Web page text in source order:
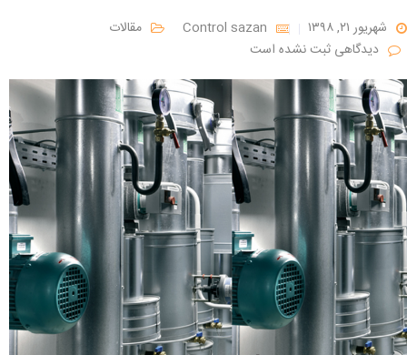
شهریور ۲۱, ۱۳۹۸ Control sazan
مقالات
دیدگاهی ثبت نشده است